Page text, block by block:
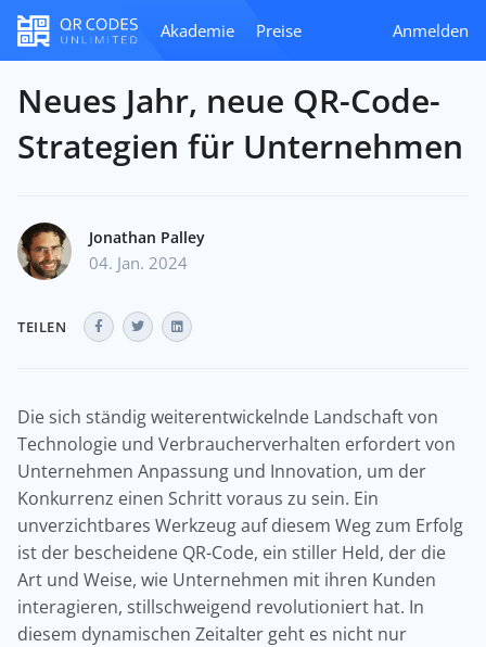
Akademie Preise Anmelden
Neues Jahr, neue QR-Code-
Strategien für Unternehmen
Jonathan Palley
04. Jan. 2024
TEILEN
Die sich ständig weiterentwickelnde Landschaft von
Technologie und Verbraucherverhalten erfordert von
Unternehmen Anpassung und Innovation, um der
Konkurrenz einen Schritt voraus zu sein. Ein
unverzichtbares Werkzeug auf diesem Weg zum Erfolg
ist der bescheidene QR-Code, ein stiller Held, der die
Art und Weise, wie Unternehmen mit ihren Kunden
interagieren, stillschweigend revolutioniert hat. In
diesem dynamischen Zeitalter geht es nicht nur